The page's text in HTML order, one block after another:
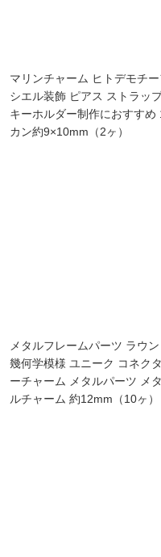
マリンチャーム ヒトデモチー
シエル装飾 ピアス ストラッ
キーホルダー制作におすすめ
カン約9×10mm（2ヶ）
メタルフレームパーツ ラウン
幾何学模様 ユニーク コネクタ
ーチャーム メタルパーツ メタ
ルチャーム 約12mm（10ヶ）